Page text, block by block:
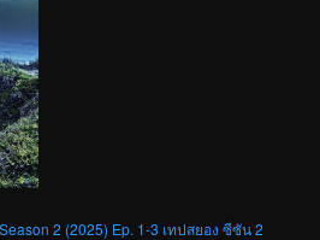
2 (2025) Ep. 1-3 เทปสยอง ซีซัน 2